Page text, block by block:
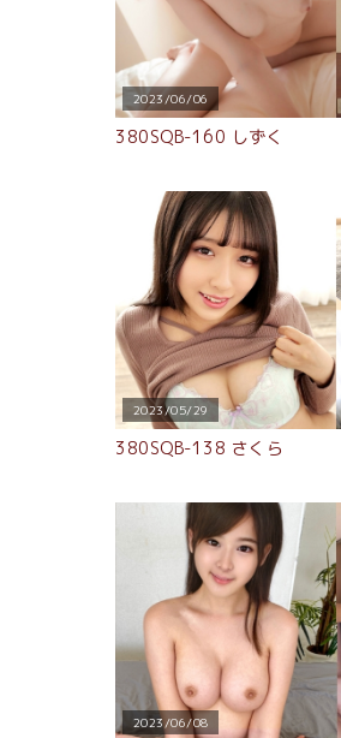
2023/06/06
380SQB-160 しずく
2023/05/29
380SQB-138 さくら
2023/06/08